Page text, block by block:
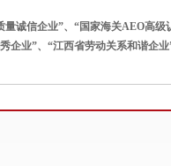
诚信企业”、“国家海关AEO高
企业”、“江西省劳动关系和谐企